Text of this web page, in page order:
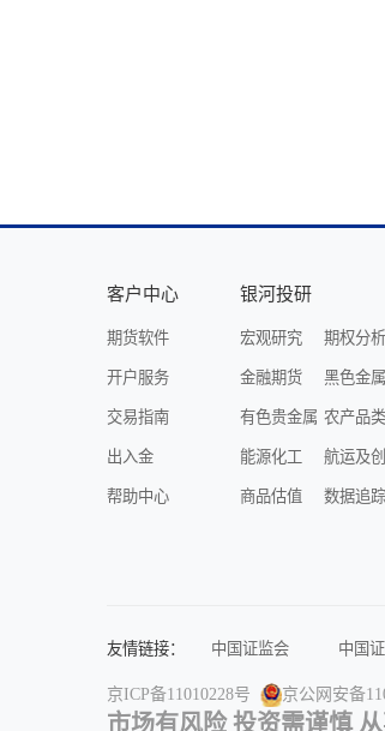
客户中心
期货软件
开户服务
交易指南
出入金
帮助中心
银河投研
宏观研究 期权分析
金融期货 黑色金属
有色贵金属 农产品类
能源化工 航运及
商品估值 数据追踪
友情链接： 中国证监会 中国
中国铝业网
中国
京ICP备11010228号 京公网安备
市场有风险 投资需谨慎